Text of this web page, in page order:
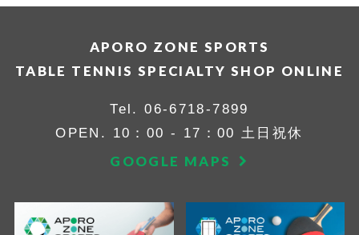
APORO ZONE SPORTS
TABLE TENNIS SPECIALTY SHOP ONLINE
Tel.06-6718-7899
OPEN. 10：00 - 17：00 土日祝休
GOOGLE MAPS